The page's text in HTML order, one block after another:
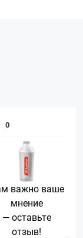
0
важно ваше
мнение
— оставьте
отзыв!